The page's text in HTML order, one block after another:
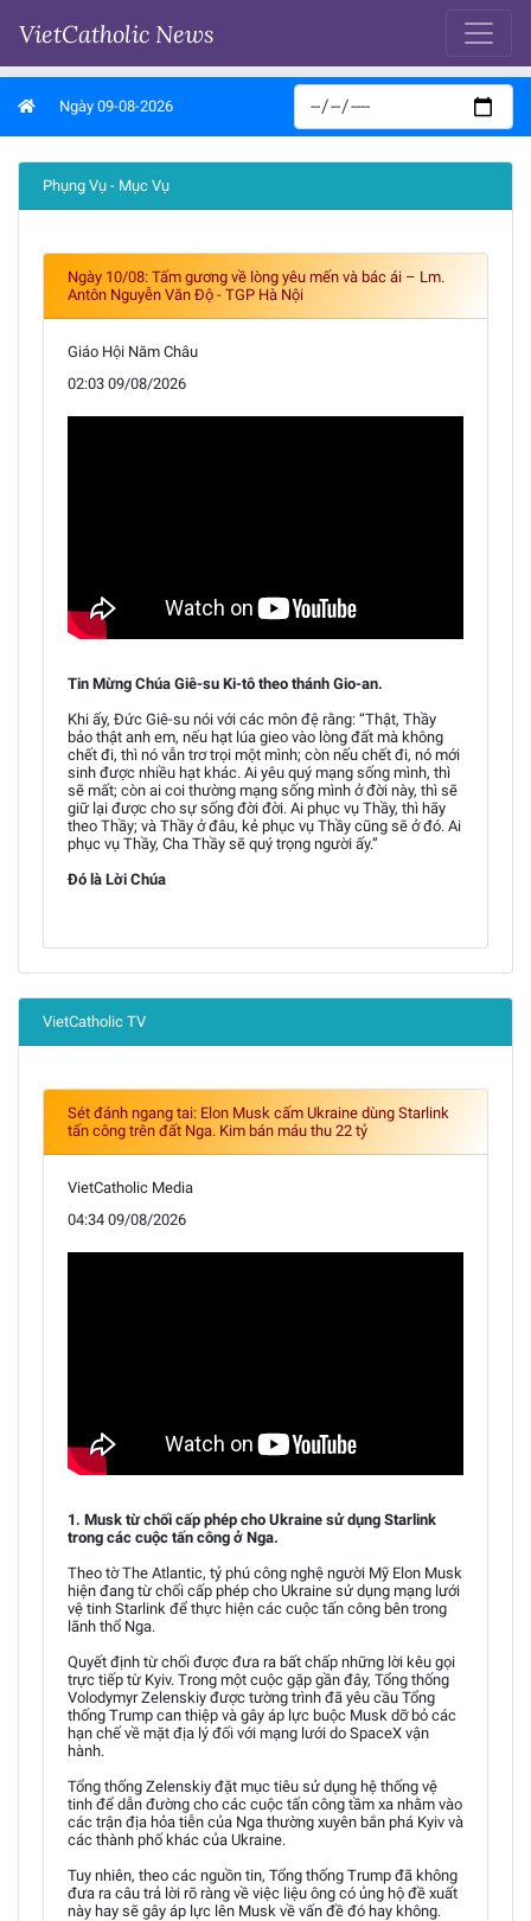
VietCatholic News
Ngày 09-08-2026
Phụng Vụ - Mục Vụ
Ngày 10/08: Tấm gương về lòng yêu mến và bác ái – Lm.
Antôn Nguyễn Văn Độ - TGP Hà Nội
Giáo Hội Năm Châu
02:03 09/08/2026
Tin Mừng Chúa Giê-su Ki-tô theo thánh Gio-an.
Khi ấy, Đức Giê-su nói với các môn đệ rằng: “Thật, Thầy
bảo thật anh em, nếu hạt lúa gieo vào lòng đất mà không
chết đi, thì nó vẫn trơ trọi một mình; còn nếu chết đi, nó mới
sinh được nhiều hạt khác. Ai yêu quý mạng sống mình, thì
sẽ mất; còn ai coi thường mạng sống mình ở đời này, thì sẽ
giữ lại được cho sự sống đời đời. Ai phục vụ Thầy, thì hãy
theo Thầy; và Thầy ở đâu, kẻ phục vụ Thầy cũng sẽ ở đó. Ai
phục vụ Thầy, Cha Thầy sẽ quý trọng người ấy.”
Đó là Lời Chúa
VietCatholic TV
Sét đánh ngang tai: Elon Musk cấm Ukraine dùng Starlink
tấn công trên đất Nga. Kim bán máu thu 22 tỷ
VietCatholic Media
04:34 09/08/2026
1. Musk từ chối cấp phép cho Ukraine sử dụng Starlink
trong các cuộc tấn công ở Nga.
Theo tờ The Atlantic, tỷ phú công nghệ người Mỹ Elon Musk
hiện đang từ chối cấp phép cho Ukraine sử dụng mạng lưới
vệ tinh Starlink để thực hiện các cuộc tấn công bên trong
lãnh thổ Nga.
Quyết định từ chối được đưa ra bất chấp những lời kêu gọi
trực tiếp từ Kyiv. Trong một cuộc gặp gần đây, Tổng thống
Volodymyr Zelenskiy được tường trình đã yêu cầu Tổng
thống Trump can thiệp và gây áp lực buộc Musk dỡ bỏ các
hạn chế về mặt địa lý đối với mạng lưới do SpaceX vận
hành.
Tổng thống Zelenskiy đặt mục tiêu sử dụng hệ thống vệ
tinh để dẫn đường cho các cuộc tấn công tầm xa nhằm vào
các trận địa hỏa tiễn của Nga thường xuyên bắn phá Kyiv và
các thành phố khác của Ukraine.
Tuy nhiên, theo các nguồn tin, Tổng thống Trump đã không
đưa ra câu trả lời rõ ràng về việc liệu ông có ủng hộ đề xuất
này hay sẽ gây áp lực lên Musk về vấn đề đó hay không.